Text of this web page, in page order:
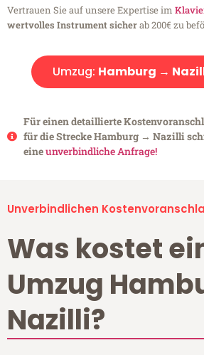
Vertrauen Sie auf unsere Expertise im
wertvolles Instrument sicherab 200€ zu
Umzug: Hamburg →
Für einen detaillierte
für die Strecke Hamburg → Nazilli
eineunverbindliche Anfrage!
Unverbindlichen
Was kostet
Umzug
Nazilli?